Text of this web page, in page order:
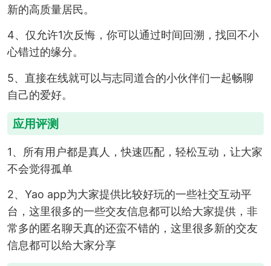
新的高质量居民。
4、仅允许1次反悔，你可以通过时间回溯，找回不小
心错过的缘分。
5、直接在线就可以与志同道合的小伙伴们一起畅聊
自己的爱好。
应用评测
1、所有用户都是真人，快速匹配，轻松互动，让大家
不会觉得孤单
2、Yao app为大家提供比较好玩的一些社交互动平
台，这里很多的一些交友信息都可以给大家提供，非
常多的匿名聊天真的还蛮不错的，这里很多新的交友
信息都可以给大家分享